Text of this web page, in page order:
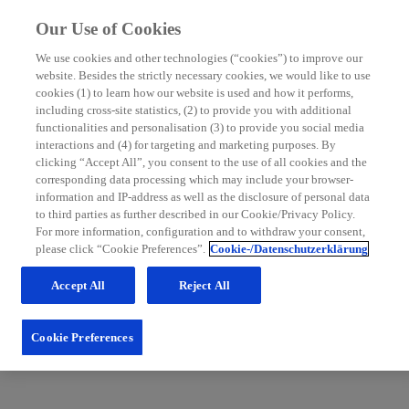
MS Nurse Bereich
Mit grundlegenden Informationen zur Multiplen Sklerose
sowie hilfreichen Tipps für die Patientenbetreuung möchten
wir Sie in Ihrem Praxisalltag unterstützen. Schauen Sie
regelmäßig im MS Nurse Bereich vorbei: Wir erweitern
unsere Inhalte und Services stetig für Sie.
Zum Nurse Bereich
Our Use of Cookies
We use cookies and other technologies (“cookies”) to improve our
website. Besides the strictly necessary cookies, we would like to use
cookies (1) to learn how our website is used and how it performs,
including cross-site statistics, (2) to provide you with additional
functionalities and personalisation (3) to provide you social media
interactions and (4) for targeting and marketing purposes. By
clicking “Accept All”, you consent to the use of all cookies and the
corresponding data processing which may include your browser-
information and IP-address as well as the disclosure of personal data
to third parties as further described in our Cookie/Privacy Policy.
For more information, configuration and to withdraw your consent,
please click “Cookie Preferences”. Cookie-/Datenschutzerklärung
Cookie Preferences
Reject All
Accept All